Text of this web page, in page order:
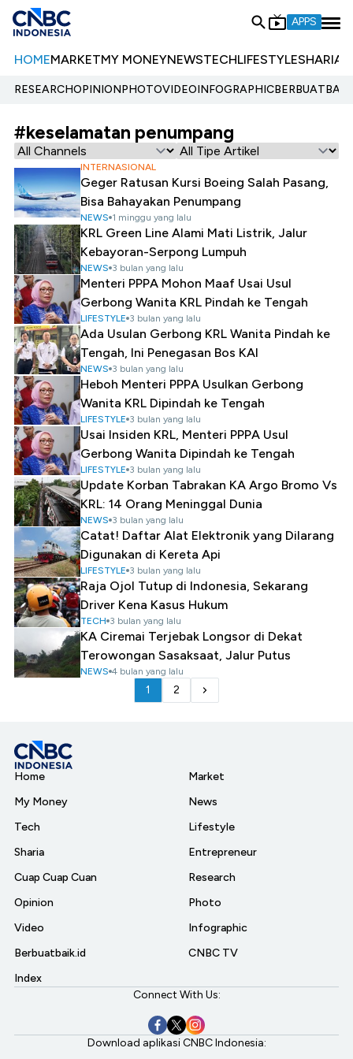
APPS
HOMEMARKETMY MONEYNEWSTECHLIFESTYLESHARIA
RESEARCHOPINIONPHOTOVIDEOINFOGRAPHIC
#keselamatan penumpang
INTERNASIONAL
Geger Ratusan Kursi Boeing Salah Pasang,
Bisa Bahayakan Penumpang
NEWS 1 minggu yang lalu
KRL Green Line Alami Mati Listrik, Jalur
Kebayoran-Serpong Lumpuh
NEWS 3 bulan yang lalu
Menteri PPPA Mohon Maaf Usai Usul
Gerbong Wanita KRL Pindah ke Tengah
LIFESTYLE 3 bulan yang lalu
Ada Usulan Gerbong KRL Wanita Pindah ke
Tengah, Ini Penegasan Bos KAI
NEWS 3 bulan yang lalu
Heboh Menteri PPPA Usulkan Gerbong
Wanita KRL Dipindah ke Tengah
LIFESTYLE 3 bulan yang lalu
Usai Insiden KRL, Menteri PPPA Usul
Gerbong Wanita Dipindah ke Tengah
LIFESTYLE 3 bulan yang lalu
Update Korban Tabrakan KA Argo Bromo Vs
KRL: 14 Orang Meninggal Dunia
NEWS 3 bulan yang lalu
Catat! Daftar Alat Elektronik yang Dilarang
Digunakan di Kereta Api
LIFESTYLE 3 bulan yang lalu
Raja Ojol Tutup di Indonesia, Sekarang
Driver Kena Kasus Hukum
TECH 3 bulan yang lalu
KA Ciremai Terjebak Longsor di Dekat
Terowongan Sasaksaat, Jalur Putus
NEWS 4 bulan yang lalu
1 2
Home
My Money
Tech
Sharia
Cuap Cuap Cuan
Opinion
Video
Berbuatbaik.id
Index
Market
News
Lifestyle
Entrepreneur
Research
Photo
Infographic
CNBC TV
Connect With Us:
Download aplikasi CNBC Indonesia: